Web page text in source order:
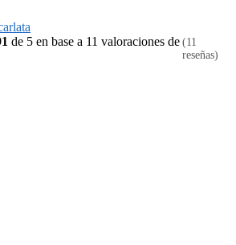
de 5 en base a 11 valoraciones de (11
reseñas)